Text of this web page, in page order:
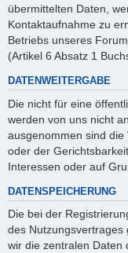
übermittelten Daten,
Kontaktaufnahme zu
Betriebs unseres
(Artikel 6 Absatz 1
DATENWEITERGABE
Die nicht für eine
werden von uns nicht
ausgenommen sind
oder der
Interessen oder auf
DATENSPEICHERUNG
Die bei der
des Nutzungsvertrages
wir die zentralen Daten